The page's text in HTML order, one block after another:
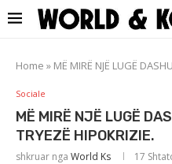
Home » MË MIRË NJË LUGË
Sociale
MË MIRË NJË LUGË
TRYEZË HIPOKRIZIE.
shkruar nga World Ks 17